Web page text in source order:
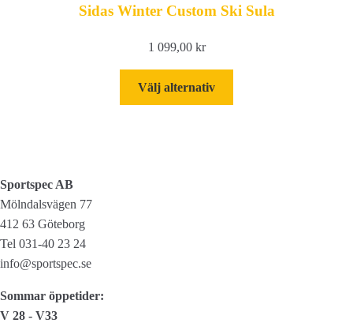
Sidas Winter Custom Ski Sula
1 099,00 kr
Välj alternativ
Sportspec AB
Mölndalsvägen 77
412 63 Göteborg
Tel 031-40 23 24
info@sportspec.se
Sommar öppetider:
V 28 - V33